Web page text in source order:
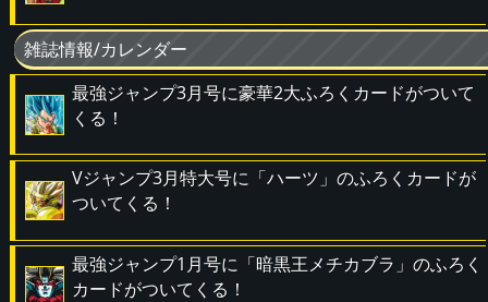
雑誌情報/カレンダー
最強ジャンプ3月号に豪華2大ふろくカードがついて
くる！
Vジャンプ3月特大号に「ハーツ」のふろくカードが
ついてくる！
最強ジャンプ1月号に「暗黒王メチカブラ」のふろく
カードがついてくる！